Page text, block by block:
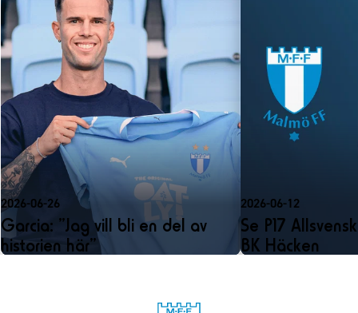
2026-06-26
Garcia: ”Jag vill bli en del av
historien här”
2026-06-12
Se P17
BK Häcken